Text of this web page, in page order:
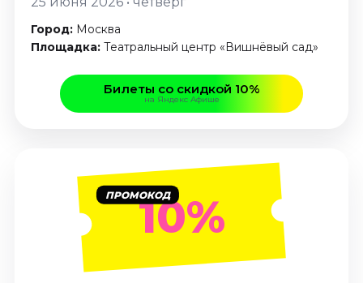
Январь 2027
Стендап
Сентябрь 2026
Октябрь 2026
Выставки
Август 2026
Сентябрь 2026
Октябрь 2026
Декабрь 2026
Город: Москва
Площадка: Театральный центр «Вишнёвый сад»
Билеты со скидкой 10%
на Яндекс Афише
ПРОМОКОД10%